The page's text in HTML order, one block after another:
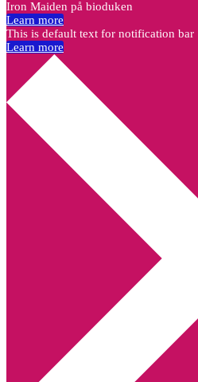
Iron Maiden på bioduken
Learn more
This is default text for notification bar
Learn more